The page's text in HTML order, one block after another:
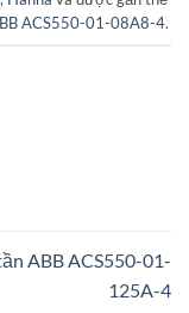
ACS550-01-08A8-4.
ABB ACS550-01-
125A-4